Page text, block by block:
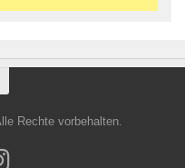
Rechte vorbehalten.